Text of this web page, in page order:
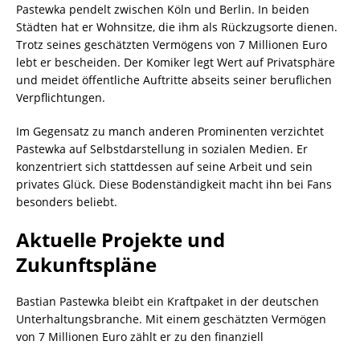
Pastewka pendelt zwischen Köln und Berlin. In beiden
Städten hat er Wohnsitze, die ihm als Rückzugsorte dienen.
Trotz seines geschätzten Vermögens von 7 Millionen Euro
lebt er bescheiden. Der Komiker legt Wert auf Privatsphäre
und meidet öffentliche Auftritte abseits seiner beruflichen
Verpflichtungen.
Im Gegensatz zu manch anderen Prominenten verzichtet
Pastewka auf Selbstdarstellung in sozialen Medien. Er
konzentriert sich stattdessen auf seine Arbeit und sein
privates Glück. Diese Bodenständigkeit macht ihn bei Fans
besonders beliebt.
Aktuelle Projekte und
Zukunftspläne
Bastian Pastewka bleibt ein Kraftpaket in der deutschen
Unterhaltungsbranche. Mit einem geschätzten Vermögen
von 7 Millionen Euro zählt er zu den finanziell